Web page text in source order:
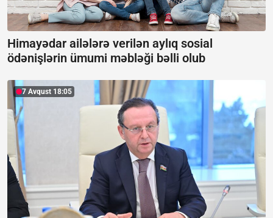
Himayədar ailələrə verilən aylıq sosial
ödənişlərin ümumi məbləği bəlli olub
7 Avqust 18:05